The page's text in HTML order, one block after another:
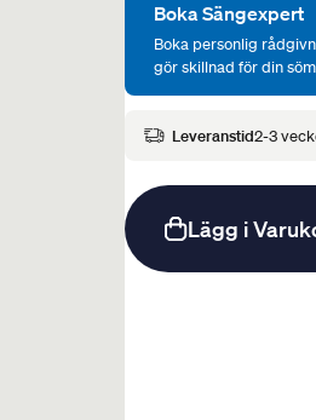
Boka Sängexpert
Boka personlig
gör skillnad för din
Leveranstid2-3
Lägg i